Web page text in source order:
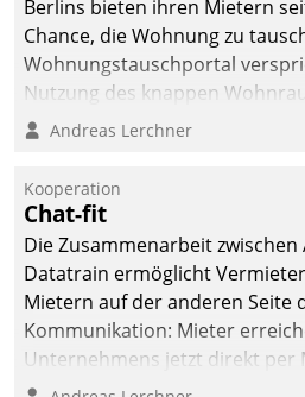
sich dabei für den Betrieb
der Lösung über die SAP
Cloud Platform
entschieden - als erstes
Unternehmen am
Berlins bieten ihren Mietern
Chance, die Wohnung zu
Wohnungstauschportal
Nutzung des knappen
Anwendungsfall für Datatrains
Unternehmen.
Andreas Lerchner
Kooperation
Chat-fit
Die Zusammenarbeit zwischen
Datatrain ermöglicht
Mietern auf der anderen Seite
Kommunikation: Mieter
Unternehmens jetzt direkt per
Mitarbeiter oder Dienstleister